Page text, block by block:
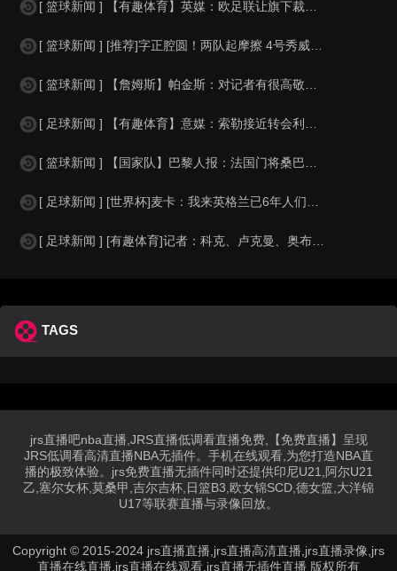
[ 篮球新闻 ] 【有趣体育】英媒：欧足联让旗下裁判避免像世界杯一样，用VAR
[ 篮球新闻 ] [推荐]字正腔圆！两队起摩擦 4号秀威尔逊大声嘲讽卡卢马:W
[ 篮球新闻 ] 【詹姆斯】帕金斯：对记者有很高敬意 Windhorst绝不是
[ 足球新闻 ] 【有趣体育】意媒：索勒接近转会利兹联，乌迪内斯有意米兰后卫F
[ 篮球新闻 ] 【国家队】巴黎人报：法国门将桑巴小腿受伤，提前结束了训练
[ 足球新闻 ] [世界杯]麦卡：我来英格兰已6年人们对我很好，但和英格兰的比
[ 足球新闻 ] [有趣体育]记者：科克、卢克曼、奥布拉克参加马竞训练，卡尔多
TAGS
jrs直播吧nba直播,JRS直播低调看直播免费,【免费直播】呈现
JRS低调看高清直播NBA无插件。手机在线观看,为您打造NBA直
播的极致体验。jrs免费直播无插件同时还提供印尼U21,阿尔U21
乙,塞尔女杯,莫桑甲,吉尔吉杯,日篮B3,欧女锦SCD,德女篮,大洋锦
U17等联赛直播与录像回放。
Copyright © 2015-2024 jrs直播直播,jrs直播高清直播,jrs直播录像,jrs
直播在线直播,jrs直播在线观看,jrs直播无插件直播 版权所有